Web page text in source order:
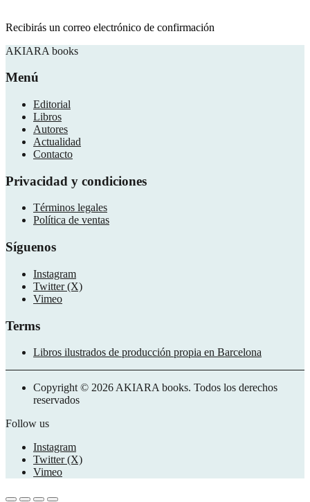
Recibirás un correo electrónico de confirmación
AKIARA books
Menú
Editorial
Libros
Autores
Actualidad
Contacto
Privacidad y condiciones
Términos legales
Política de ventas
Síguenos
Instagram
Twitter (X)
Vimeo
Terms
Libros ilustrados de producción propia en Barcelona
Copyright © 2026 AKIARA books. Todos los derechos
reservados
Follow us
Instagram
Twitter (X)
Vimeo